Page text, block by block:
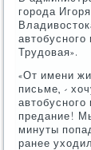
города
Трудοвая».
«От имени
письме, -
предание!
минуты
ранее